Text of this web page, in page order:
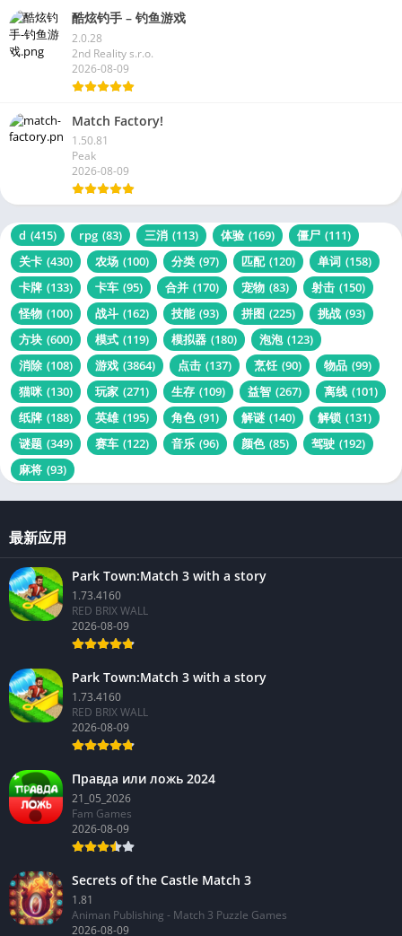
酷炫钓手 – 钓鱼游戏
2.0.28
2nd Reality s.r.o.
2026-08-09
Match Factory!
1.50.81
Peak
2026-08-09
d (415) rpg (83) 三消 (113) 体验 (169) 僵尸 (111)
关卡 (430) 农场 (100) 分类 (97) 匹配 (120) 单词 (158)
卡牌 (133) 卡车 (95) 合并 (170) 宠物 (83) 射击 (150)
怪物 (100) 战斗 (162) 技能 (93) 拼图 (225) 挑战 (93)
方块 (600) 模式 (119) 模拟器 (180) 泡泡 (123)
消除 (108) 游戏 (3864) 点击 (137) 烹饪 (90) 物品 (99)
猫咪 (130) 玩家 (271) 生存 (109) 益智 (267) 离线 (101)
纸牌 (188) 英雄 (195) 角色 (91) 解谜 (140) 解锁 (131)
谜题 (349) 赛车 (122) 音乐 (96) 颜色 (85) 驾驶 (192)
麻将 (93)
最新应用
Park Town:Match 3 with a story
1.73.4160
RED BRIX WALL
2026-08-09
Park Town:Match 3 with a story
1.73.4160
RED BRIX WALL
2026-08-09
Правда или ложь 2024
21_05_2026
Fam Games
2026-08-09
Secrets of the Castle Match 3
1.81
Animan Publishing - Match 3 Puzzle Games
2026-08-09